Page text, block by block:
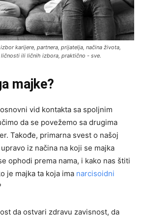
karijere, partnera, prijatelja, načina života,
ili ličnih izbora, praktično - sve.
majke?
vid kontakta sa spoljnim
da se povežemo sa drugima
Takođe, primarna svest o našoj
iz načina na koji se majka
ophodi prema nama, i kako nas štiti
je majka ta koja ima narcisoidni
da ostvari zdravu zavisnost, da